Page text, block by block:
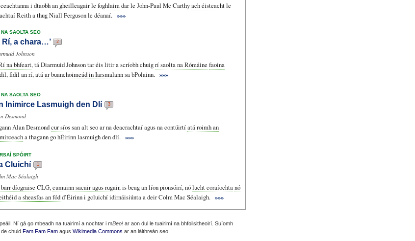
ceachtanna i dtaobh an gheilleagairle foghlaim dar le John-Paul Mc Carthyach éisteacht le
Reith a thug Niall Ferguson le déanaí. »»»
NA SAOLTA SEO
Rí, a chara…’ 2
Johnson
na bhfeart, tá Diarmuid Johnson tar éis litir a scríobh chuigrí saolta na Rómáine faoina
, fidil an rí, atá ar buanchoimeád in Iarsmalannsa bPolainn. »»»
NA SAOLTA SEO
Inimirce Lasmuigh den Dlí 3
Desmond
Alan Desmondcur síossan alt seo ar na deacrachtaí agus na contúirtíatá roimh an
a thagann go hÉirinn lasmuigh den dlí. »»»
SPÓIRT
Cluichí 1
Mac Séalaigh
díograise CLG,cumainn sacair agus rugair, is beag an líon pionsóirí, nólucht coraíochtanó
a sheasfas an fódd’Éirinn i gcluichí idirnáisiúnta a deir Colm Mac Séalaigh. »»»
Ní gá go mbeadh na tuairimí a nochtar i mBeo! ar aon dul le tuairimí na bhfoilsitheoirí. Suíomh
de chuid Fam Fam Fam agus Wikimedia Commons ar an láithreán seo.